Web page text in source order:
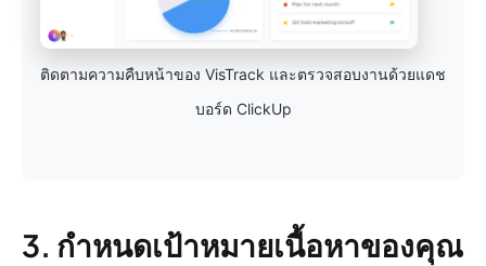
ติดตามความคืบหน้าของ VisTrack และตรวจสอบงานด้วยแดช
บอร์ด ClickUp
3. กำหนดเป้าหมายเนื้อหาของคุณ